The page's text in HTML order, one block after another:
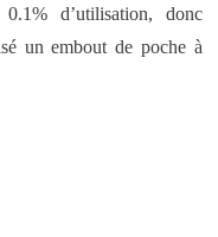
d’utilisation, donc
un embout de poche à